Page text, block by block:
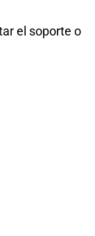
el soporte o